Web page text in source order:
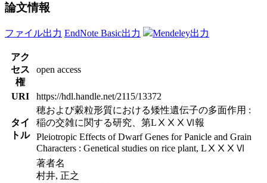
論文情報
ファイル出力 EndNote Basic出力 Mendeley出力
アク
セス
権
open access
URI https://hdl.handle.net/2115/13372
タイ
トル
穂および糓粒形質における矮性遺伝子の多面作用 :
稲の交雑に関する研究、第LⅩⅩⅩⅥ報
Pleiotropic Effects of Dwarf Genes for Panicle and Grain
Characters : Genetical studies on rice plant, LⅩⅩⅩⅥ
著者名
村井, 正之